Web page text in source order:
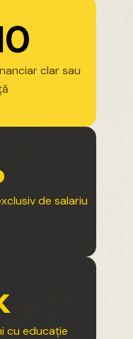
0
clar sau
de salariu
cu educație